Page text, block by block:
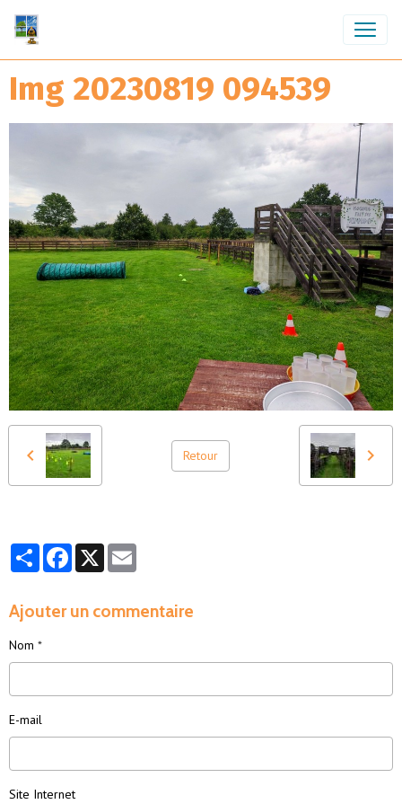
Img 20230819 094539
Retour
PartagerFacebook
X
Ajouter un commentaire
Nom
E-mail
Site Internet